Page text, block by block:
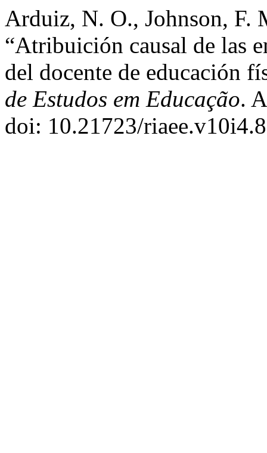
Arduiz, N. O., Johnson, F.
“Atribuición causal de las
del docente de educación
de Estudos em Educação.
doi: 10.21723/